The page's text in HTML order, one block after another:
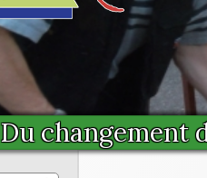
Du changement